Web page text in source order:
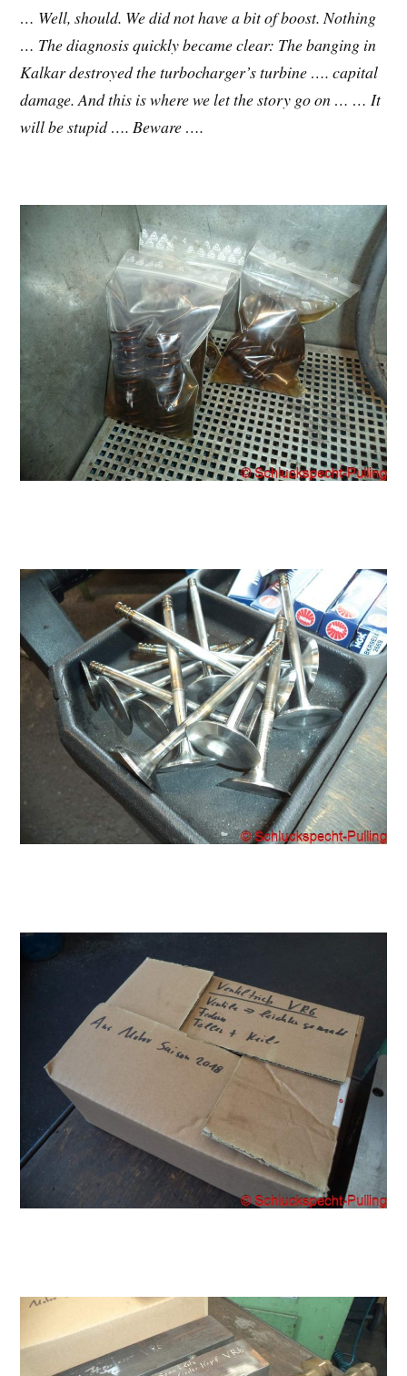
… Well, should. We did not have a bit of boost. Nothing
… The diagnosis quickly became clear: The banging in
Kalkar destroyed the turbocharger’s turbine …. capital
damage. And this is where we let the story go on … … It
will be stupid …. Beware ….